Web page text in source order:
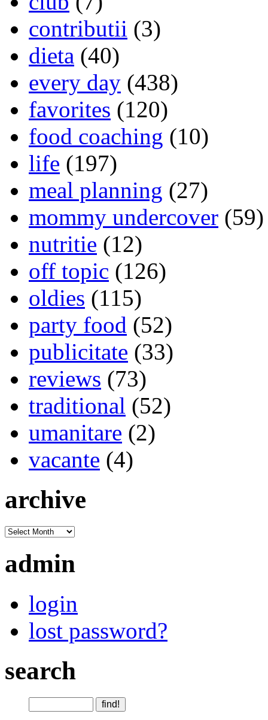
contributii (3)
dieta (40)
every day (438)
favorites (120)
food coaching (10)
life (197)
meal planning (27)
mommy undercover (59)
nutritie (12)
off topic (126)
oldies (115)
party food (52)
publicitate (33)
reviews (73)
traditional (52)
umanitare (2)
vacante (4)
archive
admin
login
lost password?
search